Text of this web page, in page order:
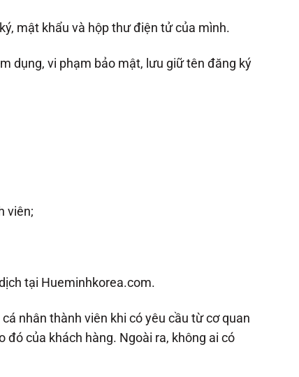
mật khẩu và hộp thư điện tử của mình.
dụng, vi phạm bảo mật, lưu giữ tên đăng ký
viên;
tại Hueminhkorea.com.
nhân thành viên khi có yêu cầu từ cơ quan
của khách hàng. Ngoài ra, không ai có